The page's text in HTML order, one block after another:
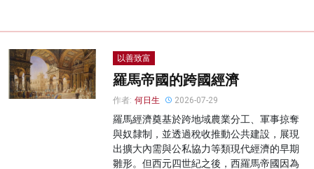
以善致富
羅馬帝國的跨國經濟
作者: 何日生 2026-07-29
羅馬經濟奠基於跨地域農業分工、軍事掠奪
與奴隸制，並透過稅收推動公共建設，展現
出擴大內需與公私協力等類現代經濟的早期
雛形。但西元四世紀之後，西羅馬帝國因為